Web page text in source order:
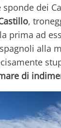
dei
,
prima ad
alla
di